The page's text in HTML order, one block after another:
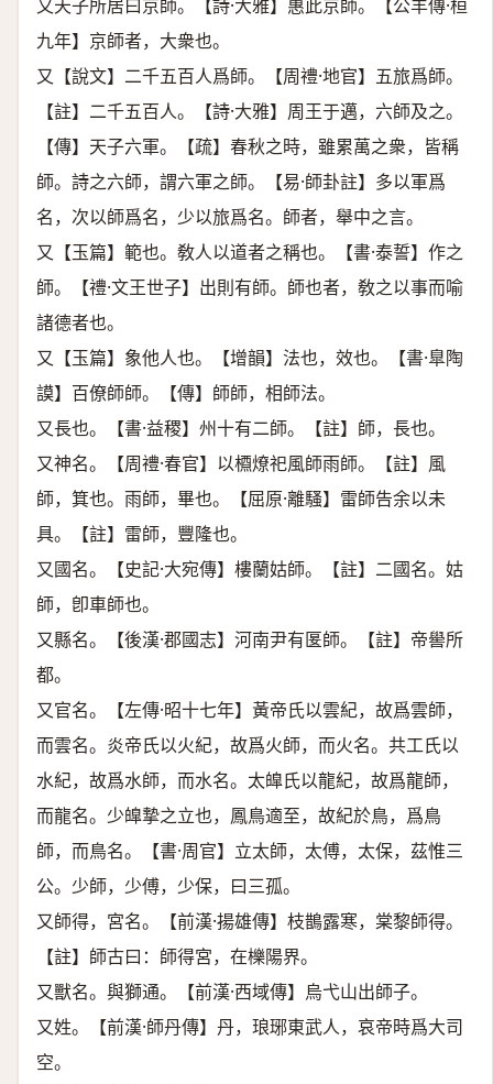
又天子所居曰京師。【詩·大雅】惠此京師。【公羊傳·桓
九年】京師者，大衆也。
又【說文】二千五百人爲師。【周禮·地官】五旅爲師。
【註】二千五百人。【詩·大雅】周王于邁，六師及之。
【傳】天子六軍。【疏】春秋之時，雖累萬之衆，皆稱
師。詩之六師，謂六軍之師。【易·師卦註】多以軍爲
名，次以師爲名，少以旅爲名。師者，舉中之言。
又【玉篇】範也。敎人以道者之稱也。【書·泰誓】作之
師。【禮·文王世子】出則有師。師也者，敎之以事而喻
諸德者也。
又【玉篇】象他人也。【增韻】法也，效也。【書·臯陶
謨】百僚師師。【傳】師師，相師法。
又長也。【書·益稷】州十有二師。【註】師，長也。
又神名。【周禮·春官】以槱燎祀風師雨師。【註】風
師，箕也。雨師，畢也。【屈原·離騷】雷師告余以未
具。【註】雷師，豐隆也。
又國名。【史記·大宛傳】樓蘭姑師。【註】二國名。姑
師，卽車師也。
又縣名。【後漢·郡國志】河南尹有匽師。【註】帝嚳所
都。
又官名。【左傳·昭十七年】黃帝氏以雲紀，故爲雲師，
而雲名。炎帝氏以火紀，故爲火師，而火名。共工氏以
水紀，故爲水師，而水名。太皥氏以龍紀，故爲龍師，
而龍名。少皥摯之立也，鳳鳥適至，故紀於鳥，爲鳥
師，而鳥名。【書·周官】立太師，太傅，太保，茲惟三
公。少師，少傅，少保，曰三孤。
又師得，宮名。【前漢·揚雄傳】枝鵲露寒，棠黎師得。
【註】師古曰：師得宮，在櫟陽界。
又獸名。與獅通。【前漢·西域傳】烏弋山出師子。
又姓。【前漢·師丹傳】丹，琅琊東武人，哀帝時爲大司
空。